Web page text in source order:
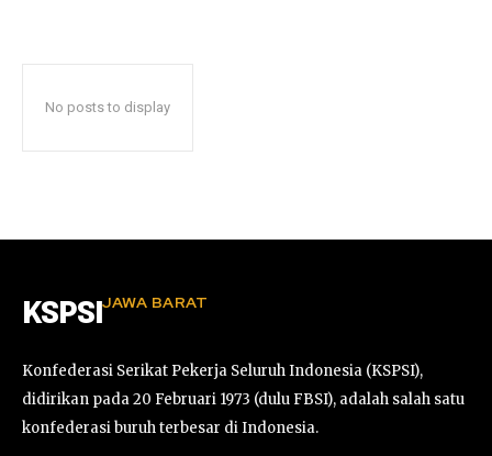
No posts to display
KSPSI JAWA BARAT
Konfederasi Serikat Pekerja Seluruh Indonesia (KSPSI),
didirikan pada 20 Februari 1973 (dulu FBSI), adalah salah satu
konfederasi buruh terbesar di Indonesia.